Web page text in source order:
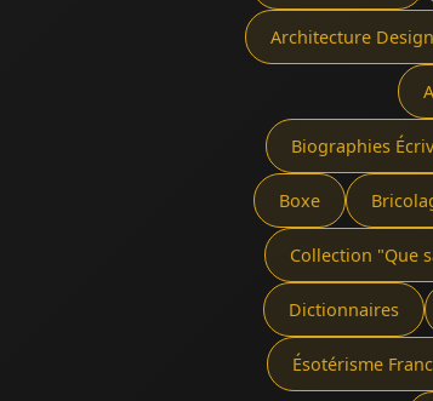
Architecture Design
Biographies
Boxe
Collection "Que
Dictionnaires
Ésotérisme